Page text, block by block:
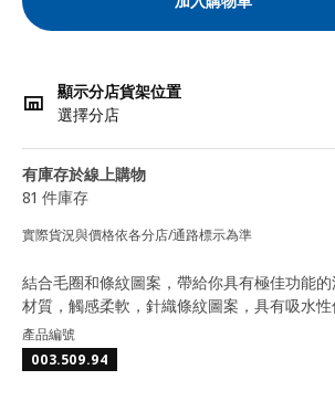
顯示分店貨架位置
選擇分店
有庫存於線上購物
81 件庫存
實際貨況與價格依各分店/通路標示為準
結合毛圈和條紋圖案，帶給你具有極佳功能
材質，觸感柔軟，針織條紋圖案，具有吸水
產品編號
003.509.94